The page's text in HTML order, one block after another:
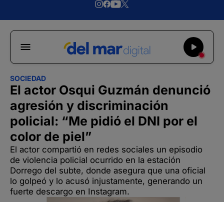
SOCIEDAD
El actor Osqui Guzmán denunció
agresión y discriminación
policial: “Me pidió el DNI por el
color de piel”
El actor compartió en redes sociales un episodio
de violencia policial ocurrido en la estación
Dorrego del subte, donde asegura que una oficial
lo golpeó y lo acusó injustamente, generando un
fuerte descargo en Instagram.